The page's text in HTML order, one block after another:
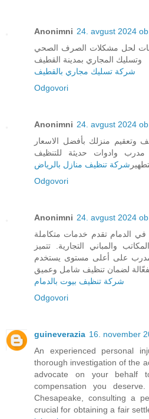
Anonimni 24. avgust 2024
لحل مشكلات الصرف الصحي
وتسليك المجاري بمدينة القطيف
شركة تسليك مجاري بالقطيف
Odgovori
Anonimni 24. avgust 2024
منزلك بأفضل الاسعار
وادوات حديثة للتنظيف
شركة تنظيف منازل بالرياض
Odgovori
Anonimni 24. avgust 2024
الدمام تقدم خدمات متكاملة
والمباني التجارية. تتميز
على أعلى مستوى يستخدم
شركة تنظيف بيوت بالدمام
Odgovori
guineverazia 16. november
An experienced personal
thorough investigation of the
advocate on your behalf
compensation you
Chesapeake, consulting a
crucial for obtaining a fair